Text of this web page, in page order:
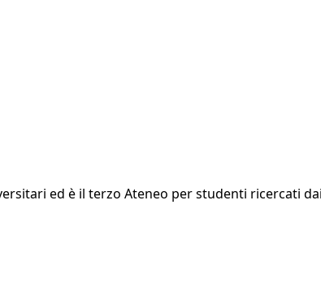
ed è il terzo Ateneo per studenti ricercati